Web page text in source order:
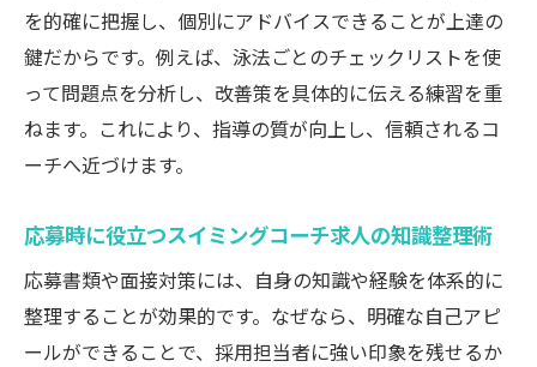
を的確に把握し、個別にアドバイスできることが上達の
鍵だからです。例えば、泳法ごとのチェックリストを使
って問題点を分析し、改善策を具体的に伝える練習を重
ねます。これにより、指導の質が向上し、信頼されるコ
ーチへ近づけます。
応募時に役立つスイミングコーチ求人の知識整理術
応募書類や面接対策には、自身の知識や経験を体系的に
整理することが効果的です。なぜなら、明確な自己アピ
ールができることで、採用担当者に強い印象を残せるか